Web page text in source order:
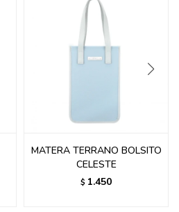
MATERA TERRANO BOLSITO
CELESTE
$ 1.450